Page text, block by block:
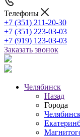
Телефоны
+7 (351) 211-20-30
+7 (351) 223-03-03
+7 (919) 123-03-03
Заказать звонок
Челябинск
Назад
Города